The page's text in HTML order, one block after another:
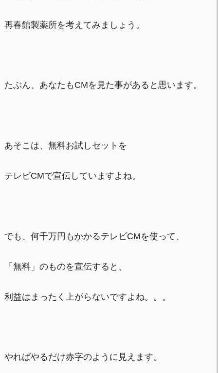
再春館製薬所を考えてみましょう。
たぶん、あなたもCMを見た事があると思います。
あそこは、無料お試しセットを
テレビCMで宣伝していますよね。
でも、何千万円もかかるテレビCMを使って、
「無料」のものを宣伝すると、
利益はまったく上がらないですよね。。。
やればやるだけ赤字のように見えます。